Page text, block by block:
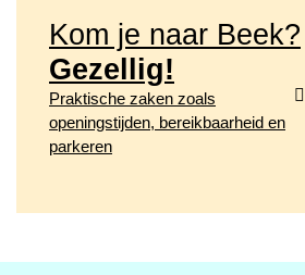
Kom je naar Beek?
Gezellig!
Praktische zaken zoals
openingstijden, bereikbaarheid en
parkeren